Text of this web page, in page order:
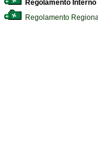
Regolamento Interno
Regolamento